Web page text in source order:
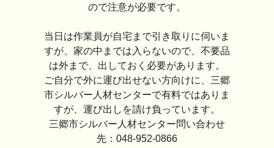
ので注意が必要です。
当日は作業員が自宅まで引き取りに伺いま
すが、家の中までは入らないので、不要品
は外まで、出しておく必要があります。
ご自分で外に運び出せない方向けに、三郷
市シルバー人材センターで有料ではありま
すが、運び出しを請け負っています。
三郷市シルバー人材センター問い合わせ
先：048-952-0866